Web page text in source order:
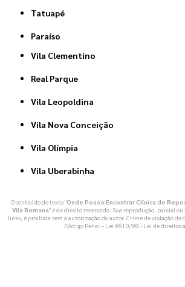
Tatuapé
Paraíso
Vila Clementino
Real Parque
Vila Leopoldina
Vila Nova Conceição
Vila Olímpia
Vila Uberabinha
O conteúdo do texto "Onde Posso Encontrar Clínica de
Vila Romana" é de direito reservado. Sua reprodução, parcial
links, é proibida sem a autorização do autor. Crime de violação
Código Penal – Lei 9610/98 - Lei de direitos